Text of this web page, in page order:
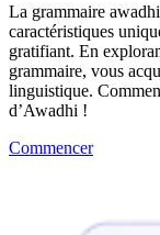
La grammaire
caractéristiques
gratifiant. En
grammaire, vous
linguistique.
d’Awadhi !
Commencer